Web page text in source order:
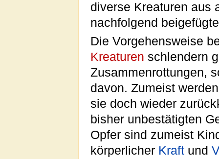
diverse Kreaturen aus
nachfolgend
Die Vorgehensweise
Kreaturen schlendern
Zusammenrottungen,
davon. Zumeist
sie doch wieder
bisher unbestätigten
Opfer sind zumeist
körperlicher Kraft und